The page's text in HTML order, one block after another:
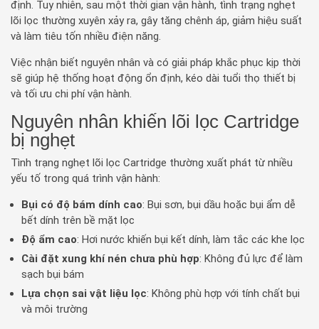
định. Tuy nhiên, sau một thời gian vận hành, tình trạng nghẹt
lõi lọc thường xuyên xảy ra, gây tăng chênh áp, giảm hiệu suất
và làm tiêu tốn nhiều điện năng.
Việc nhận biết nguyên nhân và có giải pháp khắc phục kịp thời
sẽ giúp hệ thống hoạt động ổn định, kéo dài tuổi thọ thiết bị
và tối ưu chi phí vận hành.
Nguyên nhân khiến lõi lọc Cartridge
bị nghẹt
Tình trạng nghẹt lõi lọc Cartridge thường xuất phát từ nhiều
yếu tố trong quá trình vận hành:
Bụi có độ bám dính cao: Bụi sơn, bụi dầu hoặc bụi ẩm dễ
bết dính trên bề mặt lọc
Độ ẩm cao: Hơi nước khiến bụi kết dính, làm tắc các khe lọc
Cài đặt xung khí nén chưa phù hợp: Không đủ lực để làm
sạch bụi bám
Lựa chọn sai vật liệu lọc: Không phù hợp với tính chất bụi
và môi trường